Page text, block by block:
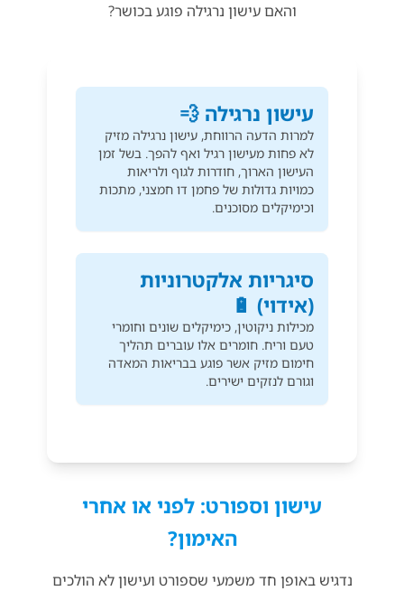
והאם עישון נרגילה פוגע בכושר?
עישון נרגילה 💨
למרות הדעה הרווחת, עישון נרגילה מזיק
לא פחות מעישון רגיל ואף להפך. בשל זמן
העישון הארוך, חודרות לגוף ולריאות
כמויות גדולות של פחמן דו חמצני, מתכות
וכימיקלים מסוכנים.
סיגריות אלקטרוניות
(אידוי) 🔋
מכילות ניקוטין, כימיקלים שונים וחומרי
טעם וריח. חומרים אלו עוברים תהליך
חימום מזיק אשר פוגע בבריאות המאדה
וגורם לנזקים ישירים.
עישון וספורט: לפני או אחרי
האימון?
נדגיש באופן חד משמעי שספורט ועישון לא הולכים